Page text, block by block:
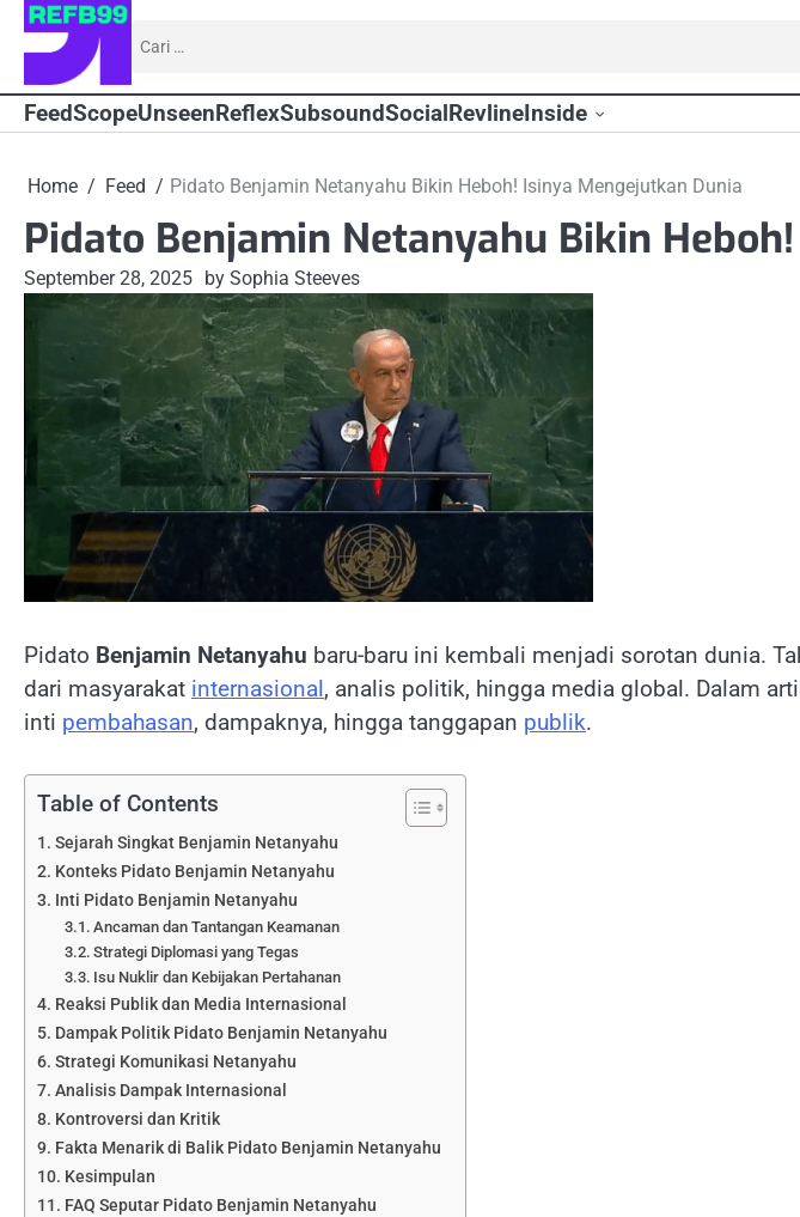
Skip
Cari
FeedScopeUnseenReflexSubsoundSocialRevlineInside
Home Feed Pidato Benjamin Netanyahu Bikin Heboh! Isinya Mengejutkan Dunia
Pidato Benjamin Netanyahu Bikin
September 28, 2025 by Sophia Steeves
Pidato Benjamin Netanyahu baru-baru ini kembali menjadi sorotan dunia.
dari masyarakat internasional, analis politik, hingga media global. Dalam
inti pembahasan, dampaknya, hingga tanggapan publik.
Table of Contents
Sejarah Singkat Benjamin Netanyahu
Konteks Pidato Benjamin Netanyahu
Inti Pidato Benjamin Netanyahu
Ancaman dan Tantangan Keamanan
Strategi Diplomasi yang Tegas
Isu Nuklir dan Kebijakan Pertahanan
Reaksi Publik dan Media Internasional
Dampak Politik Pidato Benjamin Netanyahu
Strategi Komunikasi Netanyahu
Analisis Dampak Internasional
Kontroversi dan Kritik
Fakta Menarik di Balik Pidato Benjamin Netanyahu
Kesimpulan
FAQ Seputar Pidato Benjamin Netanyahu